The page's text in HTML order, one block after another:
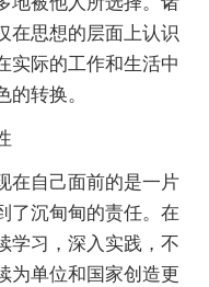
在思想的层面上认识
实际的工作和生活中
转换。
自己面前的是一片
了沉甸甸的责任。在
学习，深入实践，不
为单位和国家创造更